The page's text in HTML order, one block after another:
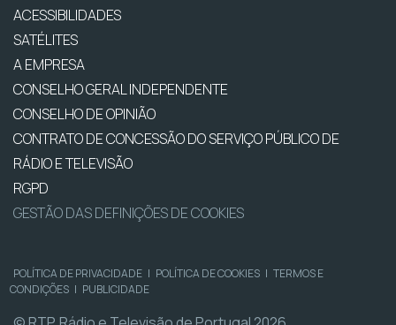
ACESSIBILIDADES
SATÉLITES
A EMPRESA
CONSELHO GERAL INDEPENDENTE
CONSELHO DE OPINIÃO
CONTRATO DE CONCESSÃO DO SERVIÇO PÚBLICO DE
RÁDIO E TELEVISÃO
RGPD
GESTÃO DAS DEFINIÇÕES DE COOKIES
POLÍTICA DE PRIVACIDADE | POLÍTICA DE COOKIES | TERMOS E
CONDIÇÕES | PUBLICIDADE